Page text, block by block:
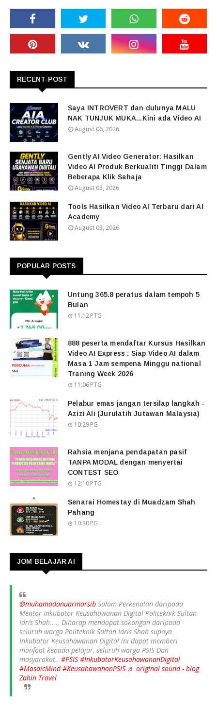
RECENT-POST
Saya INTROVERT dan dulunya MALU
NAK TUNJUK MUKA...Kini ada Video AI
August 06, 2026
Gently AI Video Generator: Hasilkan
Video AI Produk Berkualiti Tinggi Dalam
Beberapa Klik Sahaja
August 03, 2026
Tools Hasilkan Video AI Terbaru dari AI
Academy
August 03, 2026
POPULAR POSTS
Untung 365.8 peratus dalam tempoh 5
Bulan
11:12 PTG
888 peserta mendaftar Kursus Hasilkan
Video AI Express : Siap Video AI dalam
Masa 1 Jam sempena Minggu national
Traning Week 2026
11:06 PTG
Pelabur emas jangan tersilap langkah -
Azizi Ali (Jurulatih Jutawan Malaysia)
10:29 PG
Rahsia menjana pendapatan pasif
TANPA MODAL dengan menyertai
CONTEST SEO
12:10 PTG
Senarai Homestay di Muadzam Shah
Pahang
10:30 PG
JOM BELAJAR AI
@muhamadanuarmarsib Salam Perkenalan daripada
Mentor Inkubator Keusahawanan Digital Politeknik Sultan
Idris Shah.. .. Diharap mendapat sokongan daripada
seluruh warga Politeknik Sultan Idris Shah supaya
Inkubator Keusahawanan Digital ini dapat memberi
manfaat kepada pelajar, seluruh warga PSIS Dan
masyarakat.. #PSIS #InkubatorKeusahawananDigital
#MosaicMind #KeusahawananPSIS ♬ original sound - blog
Zahin Travel